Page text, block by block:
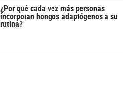
¿Por qué cada vez más personas
incorporan hongos adaptógenos a su
rutina?